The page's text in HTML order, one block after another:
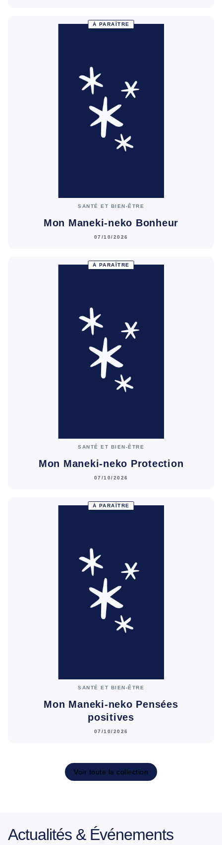
À PARAÎTRE
SANTÉ ET BIEN-ÊTRE
Mon Maneki-neko Bonheur
07/10/2026
À PARAÎTRE
SANTÉ ET BIEN-ÊTRE
Mon Maneki-neko Protection
07/10/2026
À PARAÎTRE
SANTÉ ET BIEN-ÊTRE
Mon Maneki-neko Pensées
positives
07/10/2026
Voir toute la collection
Actualités & Événements